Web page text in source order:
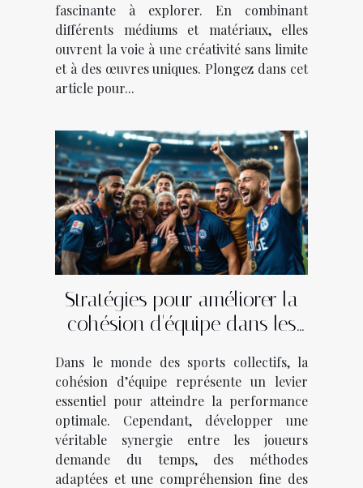
fascinante à explorer. En combinant
différents médiums et matériaux, elles
ouvrent la voie à une créativité sans limite
et à des œuvres uniques. Plongez dans cet
article pour...
Stratégies pour améliorer la
cohésion d'équipe dans les
Dans le monde des sports collectifs, la
cohésion d’équipe représente un levier
essentiel pour atteindre la performance
optimale. Cependant, développer une
véritable synergie entre les joueurs
demande du temps, des méthodes
adaptées et une compréhension fine des